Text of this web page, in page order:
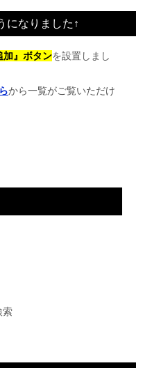
になりました↑
加』ボタンを設置しまし
から一覧がご覧いただけ
索